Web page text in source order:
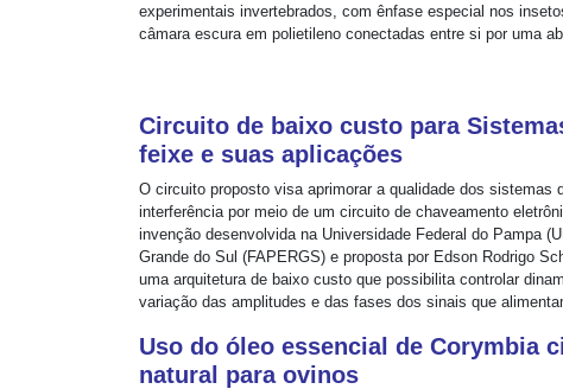
experimentais invertebrados, com ênfase especial nos
câmara escura em polietileno conectadas entre si por uma
Circuito de baixo custo para
feixe e suas aplicações
O circuito proposto visa aprimorar a qualidade dos
interferência por meio de um circuito de chaveamento
invenção desenvolvida na Universidade Federal do Pampa
Grande do Sul (FAPERGS) e proposta por Edson Rodrigo
uma arquitetura de baixo custo que possibilita controlar
variação das amplitudes e das fases dos sinais que
Uso do óleo essencial de Corymbia
natural para ovinos